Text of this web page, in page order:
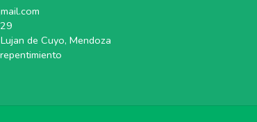
de Cuyo, Mendoza